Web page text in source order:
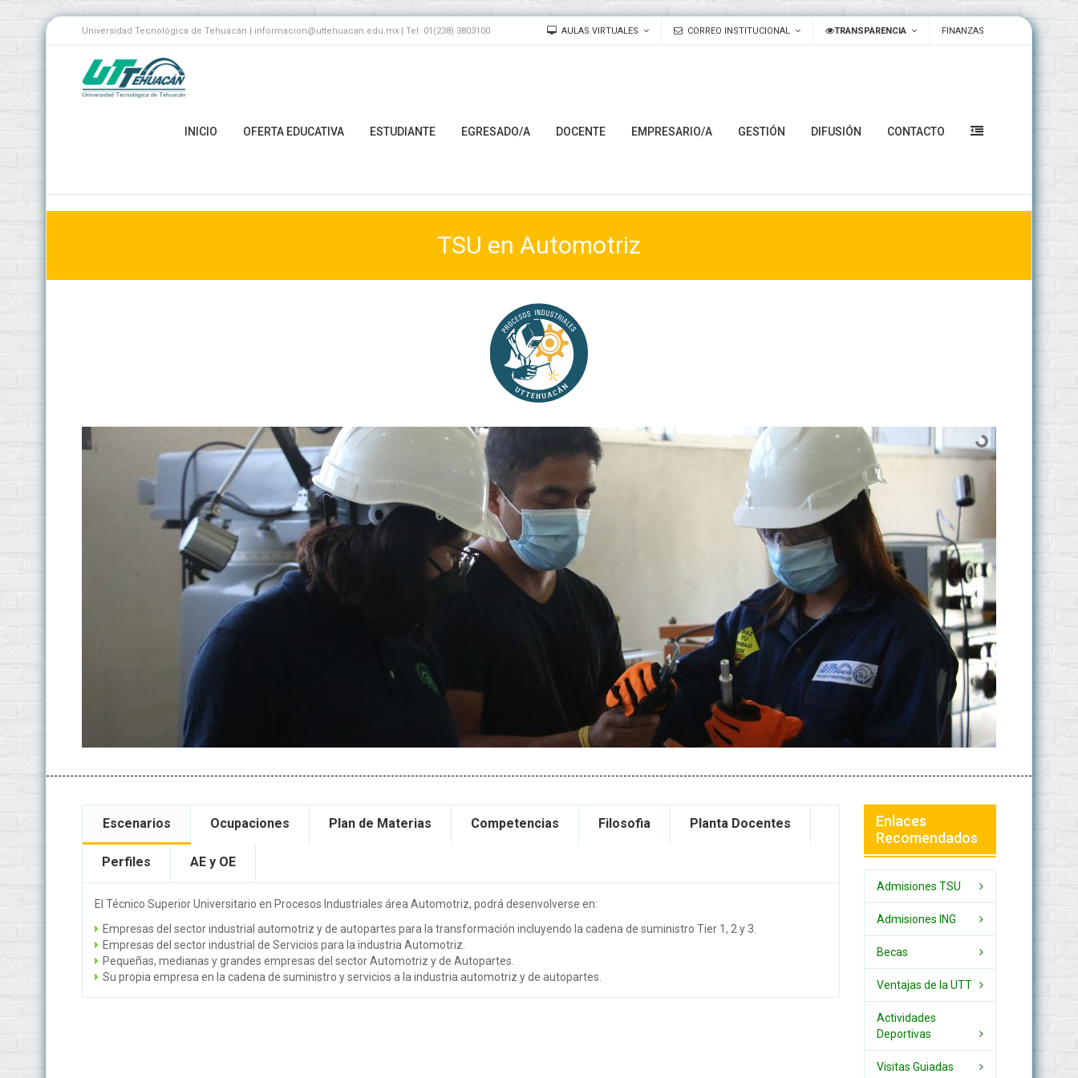
Universidad Tecnológica de Tehuacán | informacion@uttehuacan.edu.mx | Tel: 01(238) 3803100 AULAS VIRTUALES CORREO INSTITUCIONAL TRANSPARENCIA FINANZAS
INICIO OFERTA EDUCATIVA ESTUDIANTE EGRESADO/A DOCENTE EMPRESARIO/A GESTIÓN DIFUSIÓN CONTACTO
TSU en Automotriz
Escenarios Ocupaciones Plan de Materias Competencias Filosofia Planta Docentes
Perfiles AE y OE
El Técnico Superior Universitario en Procesos Industriales área Automotriz, podrá desenvolverse en:
Empresas del sector industrial automotriz y de autopartes para la transformación incluyendo la cadena de suministro Tier 1, 2 y 3.
Empresas del sector industrial de Servicios para la industria Automotriz.
Pequeñas, medianas y grandes empresas del sector Automotriz y de Autopartes.
Su propia empresa en la cadena de suministro y servicios a la industria automotriz y de autopartes.
Enlaces
Recomendados
Admisiones TSU
Admisiones ING
Becas
Ventajas de la UTT
Actividades
Deportivas
Visitas Guiadas